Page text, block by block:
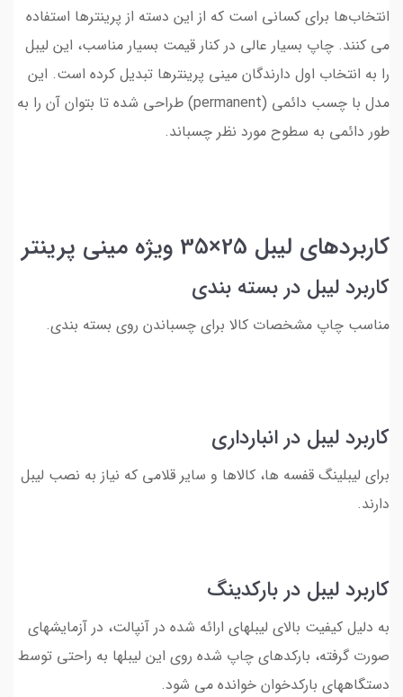
انتخاب‌ها برای کسانی است که از این دسته از پرینترها استفاده
می کنند. چاپ بسیار عالی در کنار قیمت بسیار مناسب، این لیبل
را به انتخاب اول دارندگان مینی پرینترها تبدیل کرده است. این
مدل با چسب دائمی (permanent) طراحی شده تا بتوان آن را به
طور دائمی به سطوح مورد نظر چسباند.
کاربردهای لیبل 25×35 ویژه مینی پرینتر
کاربرد لیبل در بسته بندی
مناسب چاپ مشخصات کالا برای چسباندن روی بسته بندی.
کاربرد لیبل در انبارداری
برای لیبلینگ قفسه ها، کالاها و سایر قلامی که نیاز به نصب لیبل
دارند.
کاربرد لیبل در بارکدینگ
به دلیل کیفیت بالای لیبلهای ارائه شده در آنپالت، در آزمایشهای
صورت گرفته، بارکدهای چاپ شده روی این لیبلها به راحتی توسط
دستگاههای بارکدخوان خوانده می شود.